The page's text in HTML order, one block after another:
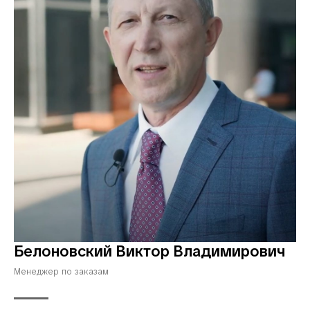
Белоновский Виктор Владимирович
Менеджер по заказам